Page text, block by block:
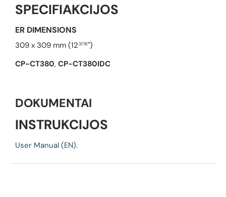
SPECIFIAKCIJOS
ER DIMENSIONS
309 x 309 mm (123/16")
CP-CT380, CP-CT380IDC
DOKUMENTAI
INSTRUKCIJOS
User Manual (EN).